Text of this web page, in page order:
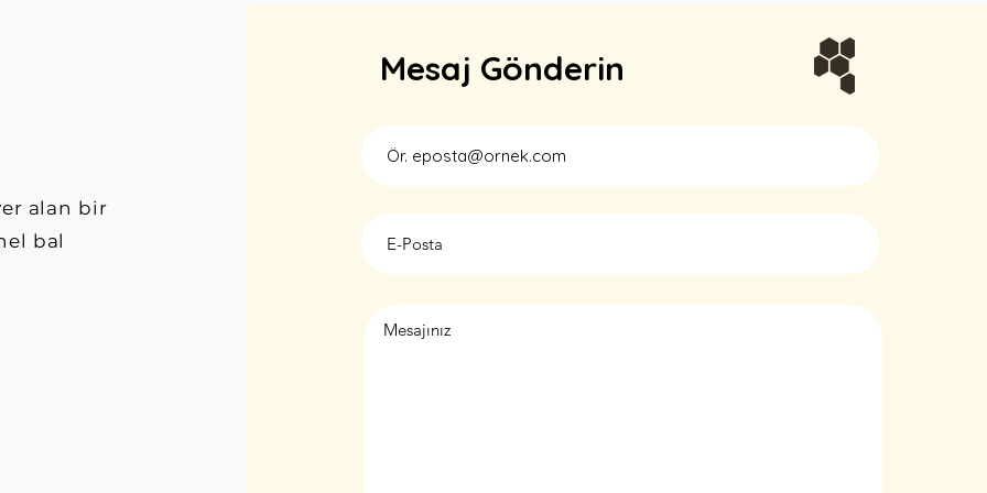
alan bir
bal
Mesaj Gönderin